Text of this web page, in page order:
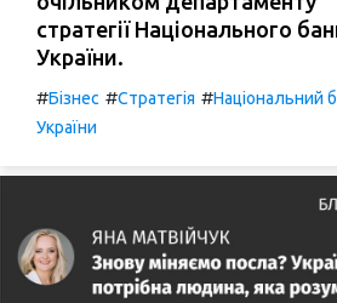
стратегії Національного
України.
#Бізнес #Стратегія #Національний
України